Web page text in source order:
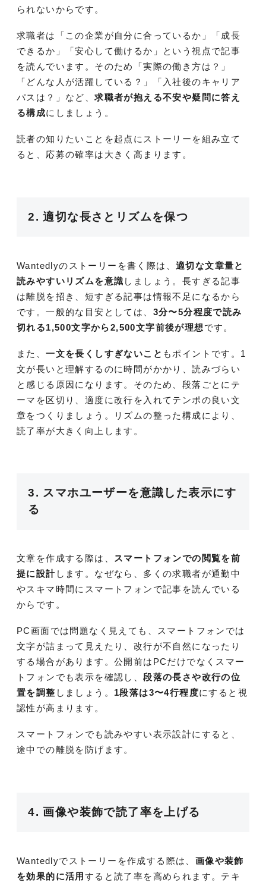
られないからです。
求職者は「この企業が自分に合っているか」「成長
できるか」「安心して働けるか」という視点で記事
を読んでいます。そのため「実際の働き方は？」
「どんな人が活躍している？」「入社後のキャリア
パスは？」など、求職者が抱える不安や疑問に答え
る構成にしましょう。
読者の知りたいことを起点にストーリーを組み立て
ると、応募の確率は大きく高まります。
2. 適切な長さとリズムを保つ
Wantedlyのストーリーを書く際は、 適切な文章量と
読みやすいリズムを意識 しましょう。長すぎる記事
は離脱を招き、短すぎる記事は情報不足になるから
です。一般的な目安としては、 3分〜5分程度で読み
切れる1,500文字から2,500文字前後が理想 です。
また、一文を長くしすぎないこと もポイントです。1
文が長いと理解するのに時間がかかり、読みづらい
と感じる原因になります。そのため、段落ごとにテ
ーマを区切り、適度に改行を入れてテンポの良い文
章をつくりましょう。リズムの整った構成により、
読了率が大きく向上します。
3. スマホユーザーを意識した表示にす
る
文章を作成する際は、 スマートフォンでの閲覧を前
提に設計 します。なぜなら、多くの求職者が通勤中
やスキマ時間にスマートフォンで記事を読んでいる
からです。
PC画面では問題なく見えても、スマートフォンでは
文字が詰まって見えたり、改行が不自然になったり
する場合があります。公開前はPCだけでなくスマー
トフォンでも表示を確認し、段落の長さや改行の位
置を調整 しましょう。 1段落は3〜4行程度にすると視
認性が高まります。
スマートフォンでも読みやすい表示設計にすると、
途中での離脱を防げます。
4. 画像や装飾で読了率を上げる
Wantedlyでストーリーを作成する際は、 画像や装飾
を効果的に活用 すると読了率を高められます。テキ